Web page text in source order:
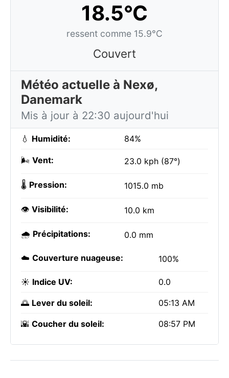
18.5°C
ressent comme 15.9°C
Couvert
Météo actuelle à Nexø,
Danemark
Mis à jour à 22:30 aujourd'hui
💧 Humidité: 84%
🌬️ Vent: 23.0 kph (87°)
🌡️ Pression: 1015.0 mb
👁️ Visibilité: 10.0 km
🌧️ Précipitations: 0.0 mm
☁️ Couverture nuageuse: 100%
☀️ Indice UV: 0.0
🌅 Lever du soleil: 05:13 AM
🌇 Coucher du soleil: 08:57 PM